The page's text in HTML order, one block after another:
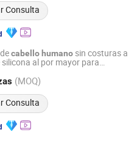
Consulta
cabello humanosin costuras a
silicona al por mayor para
(MOQ)
Consulta
Desde 2010